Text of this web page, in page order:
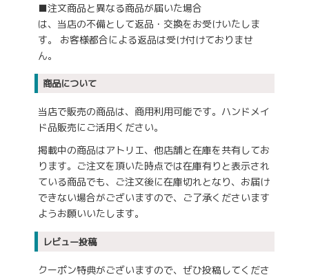
■注文商品と異なる商品が届いた場合
は、当店の不備として返品・交換をお受けいたしま
す。 お客様都合による返品は受け付けておりませ
ん。
商品について
当店で販売の商品は、商用利用可能です。ハンドメイ
ド品販売にご活用ください。
掲載中の商品はアトリエ、他店舗と在庫を共有してお
ります。ご注文を頂いた時点では在庫有りと表示され
ている商品でも、ご注文後に在庫切れとなり、お届け
できない場合がございますので、ご了承くださいます
ようお願いいたします。
レビュー投稿
クーポン特典がございますので、ぜひ投稿してくださ